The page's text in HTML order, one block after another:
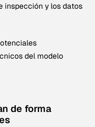
inspección y los datos
del modelo
de forma